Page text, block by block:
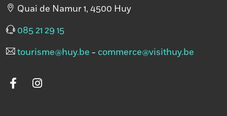
085 21 29 15
tourisme@huy.be